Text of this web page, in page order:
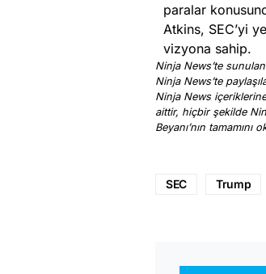
paralar
Atkins, SEC’yi
vizyona sahip.
Ninja News’te
Ninja News’te
Ninja News içeriklerine
aittir, hiçbir şekilde
Beyanı’nın tamamını
SEC Trump